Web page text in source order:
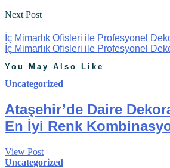
Next Post
İç Mimarlık Ofisleri ile Profesyonel
İç Mimarlık Ofisleri ile Profesyonel
You May Also Like
Uncategorized
Ataşehir’de Daire
En İyi Renk
View Post
Uncategorized